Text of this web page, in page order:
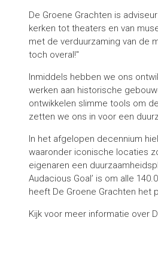
De Groene Grachten is
kerken tot theaters en van
met de verduurzaming van de
toch overal!"
Inmiddels hebben we ons
werken aan historische
ontwikkelen slimme tools om
zetten we ons in voor een
In het afgelopen decennium
waaronder iconische locaties
eigenaren een
Audacious Goal’ is om alle
heeft De Groene Grachten het
Kijk voor meer informatie over